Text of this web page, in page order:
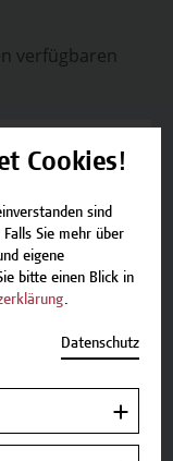
verfügbaren
Informationen
Cookies!
sind
Sie mehr über
eigene
bitte einen Blick in
.
Datenschutz